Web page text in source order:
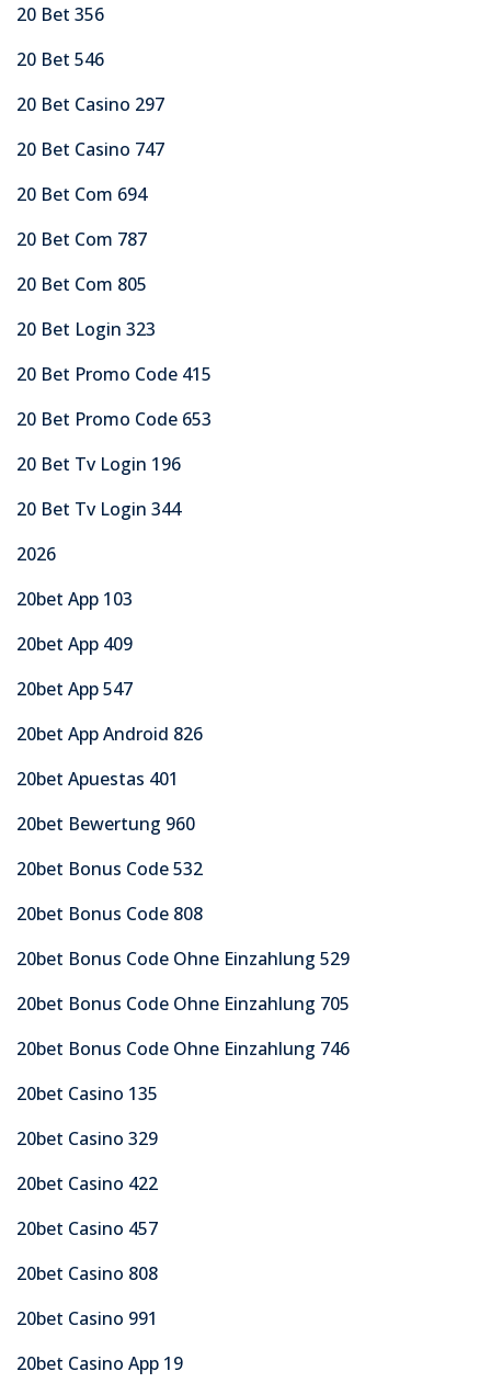
20 Bet 356
20 Bet 546
20 Bet Casino 297
20 Bet Casino 747
20 Bet Com 694
20 Bet Com 787
20 Bet Com 805
20 Bet Login 323
20 Bet Promo Code 415
20 Bet Promo Code 653
20 Bet Tv Login 196
20 Bet Tv Login 344
2026
20bet App 103
20bet App 409
20bet App 547
20bet App Android 826
20bet Apuestas 401
20bet Bewertung 960
20bet Bonus Code 532
20bet Bonus Code 808
20bet Bonus Code Ohne Einzahlung 529
20bet Bonus Code Ohne Einzahlung 705
20bet Bonus Code Ohne Einzahlung 746
20bet Casino 135
20bet Casino 329
20bet Casino 422
20bet Casino 457
20bet Casino 808
20bet Casino 991
20bet Casino App 19